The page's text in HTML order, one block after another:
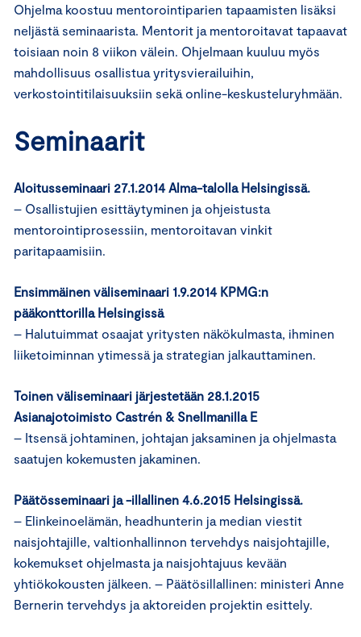
Ohjelma koostuu mentorointiparien tapaamisten lisäksi
neljästä seminaarista. Mentorit ja mentoroitavat tapaavat
toisiaan noin 8 viikon välein. Ohjelmaan kuuluu myös
mahdollisuus osallistua yritysvierailuihin,
verkostointitilaisuuksiin sekä online-keskusteluryhmään.
Seminaarit
Aloitusseminaari 27.1.2014 Alma-talolla Helsingissä.
– Osallistujien esittäytyminen ja ohjeistusta
mentorointiprosessiin, mentoroitavan vinkit
paritapaamisiin.
Ensimmäinen väliseminaari 1.9.2014 KPMG:n
pääkonttorilla Helsingissä
– Halutuimmat osaajat yritysten näkökulmasta, ihminen
liiketoiminnan ytimessä ja strategian jalkauttaminen.
Toinen väliseminaari järjestetään 28.1.2015
Asianajotoimisto Castrén & Snellmanilla E
– Itsensä johtaminen, johtajan jaksaminen ja ohjelmasta
saatujen kokemusten jakaminen.
Päätösseminaari ja -illallinen 4.6.2015 Helsingissä.
– Elinkeinoelämän, headhunterin ja median viestit
naisjohtajille, valtionhallinnon tervehdys naisjohtajille,
kokemukset ohjelmasta ja naisjohtajuus kevään
yhtiökokousten jälkeen. – Päätösillallinen: ministeri Anne
Bernerin tervehdys ja aktoreiden projektin esittely.